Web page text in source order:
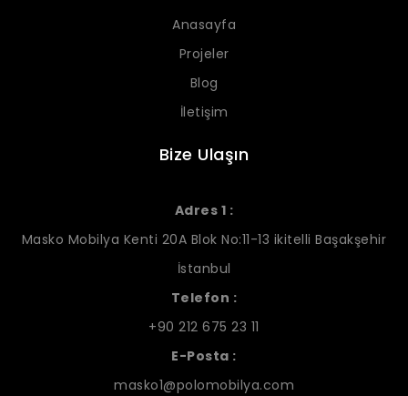
Anasayfa
Projeler
Blog
İletişim
Bize Ulaşın
Adres 1 :
Masko Mobilya Kenti 20A Blok No:11-13 ikitelli Başakşehir
İstanbul
Telefon :
+90 212 675 23 11
E-Posta :
masko1@polomobilya.com